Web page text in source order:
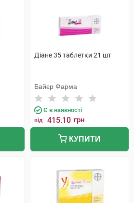
Діане 35 таблетки 21 шт
Байєр Фарма
Є в наявності
від 415.10 грн
КУПИТИ